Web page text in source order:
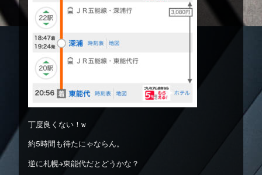
丁度良くない！w
約5時間も待たにゃならん。
逆に札幌→東能代だとどうかな？